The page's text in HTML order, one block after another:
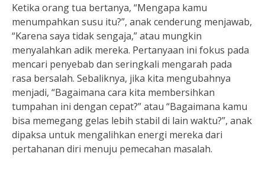
Ketika orang tua bertanya, “Mengapa kamu
menumpahkan susu itu?”, anak cenderung menjawab,
“Karena saya tidak sengaja,” atau mungkin
menyalahkan adik mereka. Pertanyaan ini fokus pada
mencari penyebab dan seringkali mengarah pada
rasa bersalah. Sebaliknya, jika kita mengubahnya
menjadi, “Bagaimana cara kita membersihkan
tumpahan ini dengan cepat?” atau “Bagaimana kamu
bisa memegang gelas lebih stabil di lain waktu?”, anak
dipaksa untuk mengalihkan energi mereka dari
pertahanan diri menuju pemecahan masalah.